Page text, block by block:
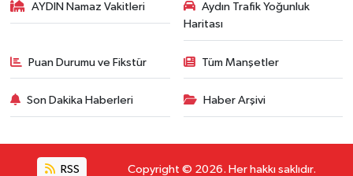
AYDIN Namaz Vakitleri
Aydın Trafik Yoğunluk
Haritası
Puan Durumu ve Fikstür Tüm Manşetler
Son Dakika Haberleri Haber Arşivi
RSS Copyright © 2026. Her hakkı saklıdır.